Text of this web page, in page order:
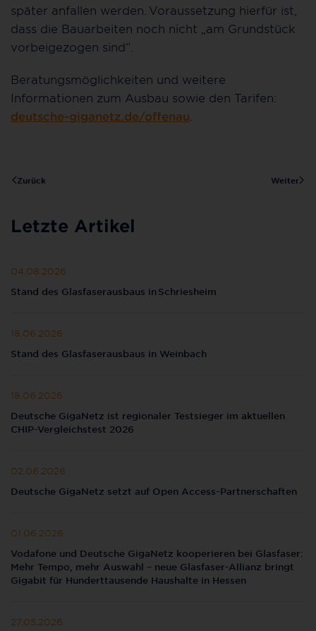
später anfallen werden. Voraussetzung hierfür ist,
dass die Bauarbeiten noch nicht „am Grundstück
vorbeigezogen sind“.
Beratungsmöglichkeiten und weitere
Informationen zum Ausbau sowie den Tarifen:
deutsche-giganetz.de/offenau
Zurück Weiter
Letzte Artikel
04.08.2026
Stand des Glasfaserausbaus in Schriesheim
18.06.2026
Stand des Glasfaserausbaus in Weinbach
18.06.2026
Deutsche GigaNetz ist regionaler Testsieger im aktuellen
CHIP-Vergleichstest 2026
02.06.2026
Deutsche GigaNetz setzt auf Open Access-Partnerschaften
01.06.2026
Vodafone und Deutsche GigaNetz kooperieren bei Glasfaser:
Mehr Tempo, mehr Auswahl – neue Glasfaser-Allianz bringt
Gigabit für Hunderttausende Haushalte in Hessen
27.05.2026